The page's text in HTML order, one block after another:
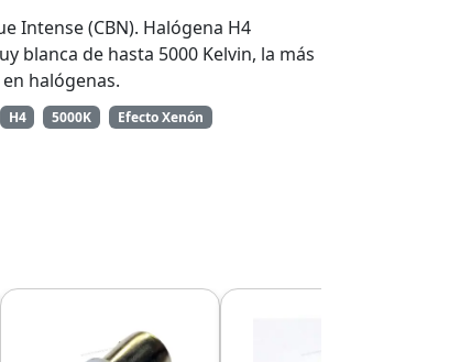
Intense (CBN). Halógena H4
blanca de hasta 5000 Kelvin, la más
halógenas.
H4 5000K Efecto Xenón